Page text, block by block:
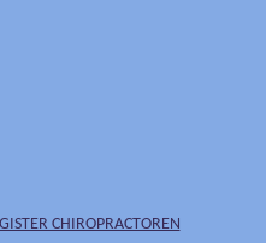
CHIROPRACTOREN